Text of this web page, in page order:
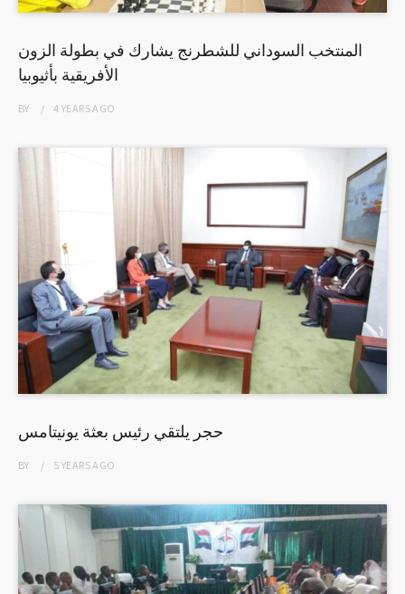
المنتخب السوداني للشطرنج يشارك في بطولة الزون
الأفريقية بأثيوبيا
BY 4 YEARSAGO
حجر يلتقي رئيس بعثة يونيتامس
BY 5 YEARSAGO